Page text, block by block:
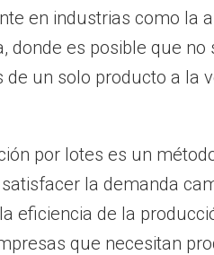
en industrias como la
donde es posible que
de un solo producto a la
por lotes es un
la demanda
eficiencia de la
que necesitan